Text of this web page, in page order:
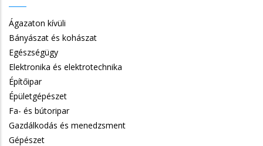
Ágazaton kívüli
Bányászat és kohászat
Egészségügy
Elektronika és elektrotechnika
Építőipar
Épületgépészet
Fa- és bútoripar
Gazdálkodás és menedzsment
Gépészet